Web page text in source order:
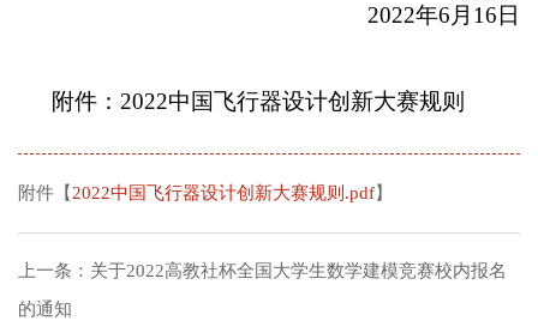
2022年6 月 16日
附件： 2022中国飞行器设计创新大赛规则
附件【 2022中国飞行器设计创新大赛规则.pdf】
上一条： 关于2022高教社杯全国大学生数学建模竞赛校内报名
的通知